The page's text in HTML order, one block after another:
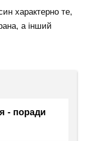
характерно те,
а інший
- поради